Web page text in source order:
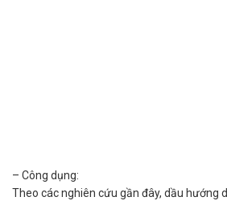
– Công dụng:
Theo các nghiên cứu gần đây, dầu hướng